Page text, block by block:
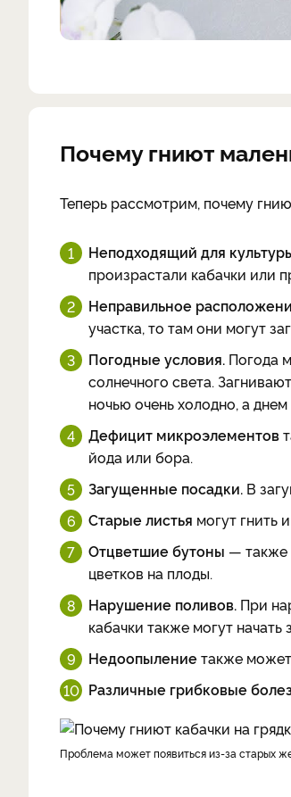
Почему гниют
Теперь рассмотрим, почему
Неподходящий для
произрастали кабачки или
Неправильное
участка, то там они могут
Погодные условия. Погода
солнечного света.
ночью очень холодно, а
Дефицит микроэлементов
йода или бора.
Загущенные посадки. В
Старые листья могут гнить
Отцветшие бутоны — также
цветков на плоды.
Нарушение поливов. При
кабачки также могут начать
Недоопылениетакже
Различные грибковые
Проблема может появиться из-за старых